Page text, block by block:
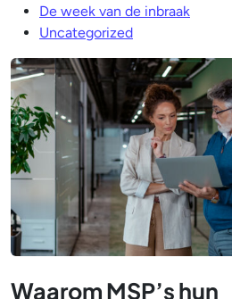
De week van de inbraak
Uncategorized
Waarom MSP’s hun